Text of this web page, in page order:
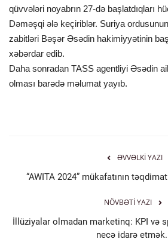
qüvvələri noyabrın 27-də başlatdıqları
Dəməşqi ələ keçiriblər. Suriya
zabitləri Bəşər Əsədin hakimiyyətinin
xəbərdar edib.
Daha sonradan TASS agentliyi Əsədin
olması barədə məlumat yayıb.
ƏVVƏLKI YAZI
“AWITA 2024” mükafatının
NÖVBƏTI YAZI
İllüziyalar olmadan marketinq: KPI və
necə idarə